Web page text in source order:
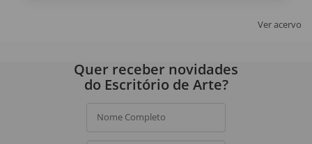
Ver acervo
Quer receber novidades
do Escritório de Arte?
Nome Completo